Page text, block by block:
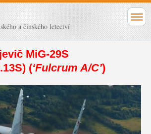
a čínského letectví
MiG-29S
(‘Fulcrum A/C’)